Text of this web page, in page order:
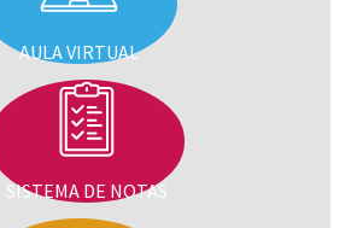
AULA VIRTUAL
SISTEMA DE NOTAS